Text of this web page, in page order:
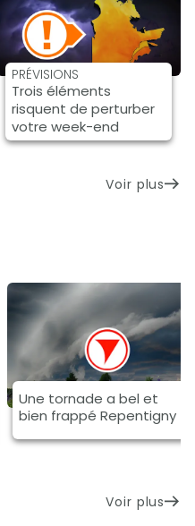
PRÉVISIONS
Trois éléments
risquent de perturber
votre week-end
Voir plus
Une tornade a bel et
bien frappé Repentigny
Voir plus